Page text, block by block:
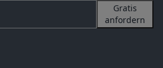
Gratis
anfordern